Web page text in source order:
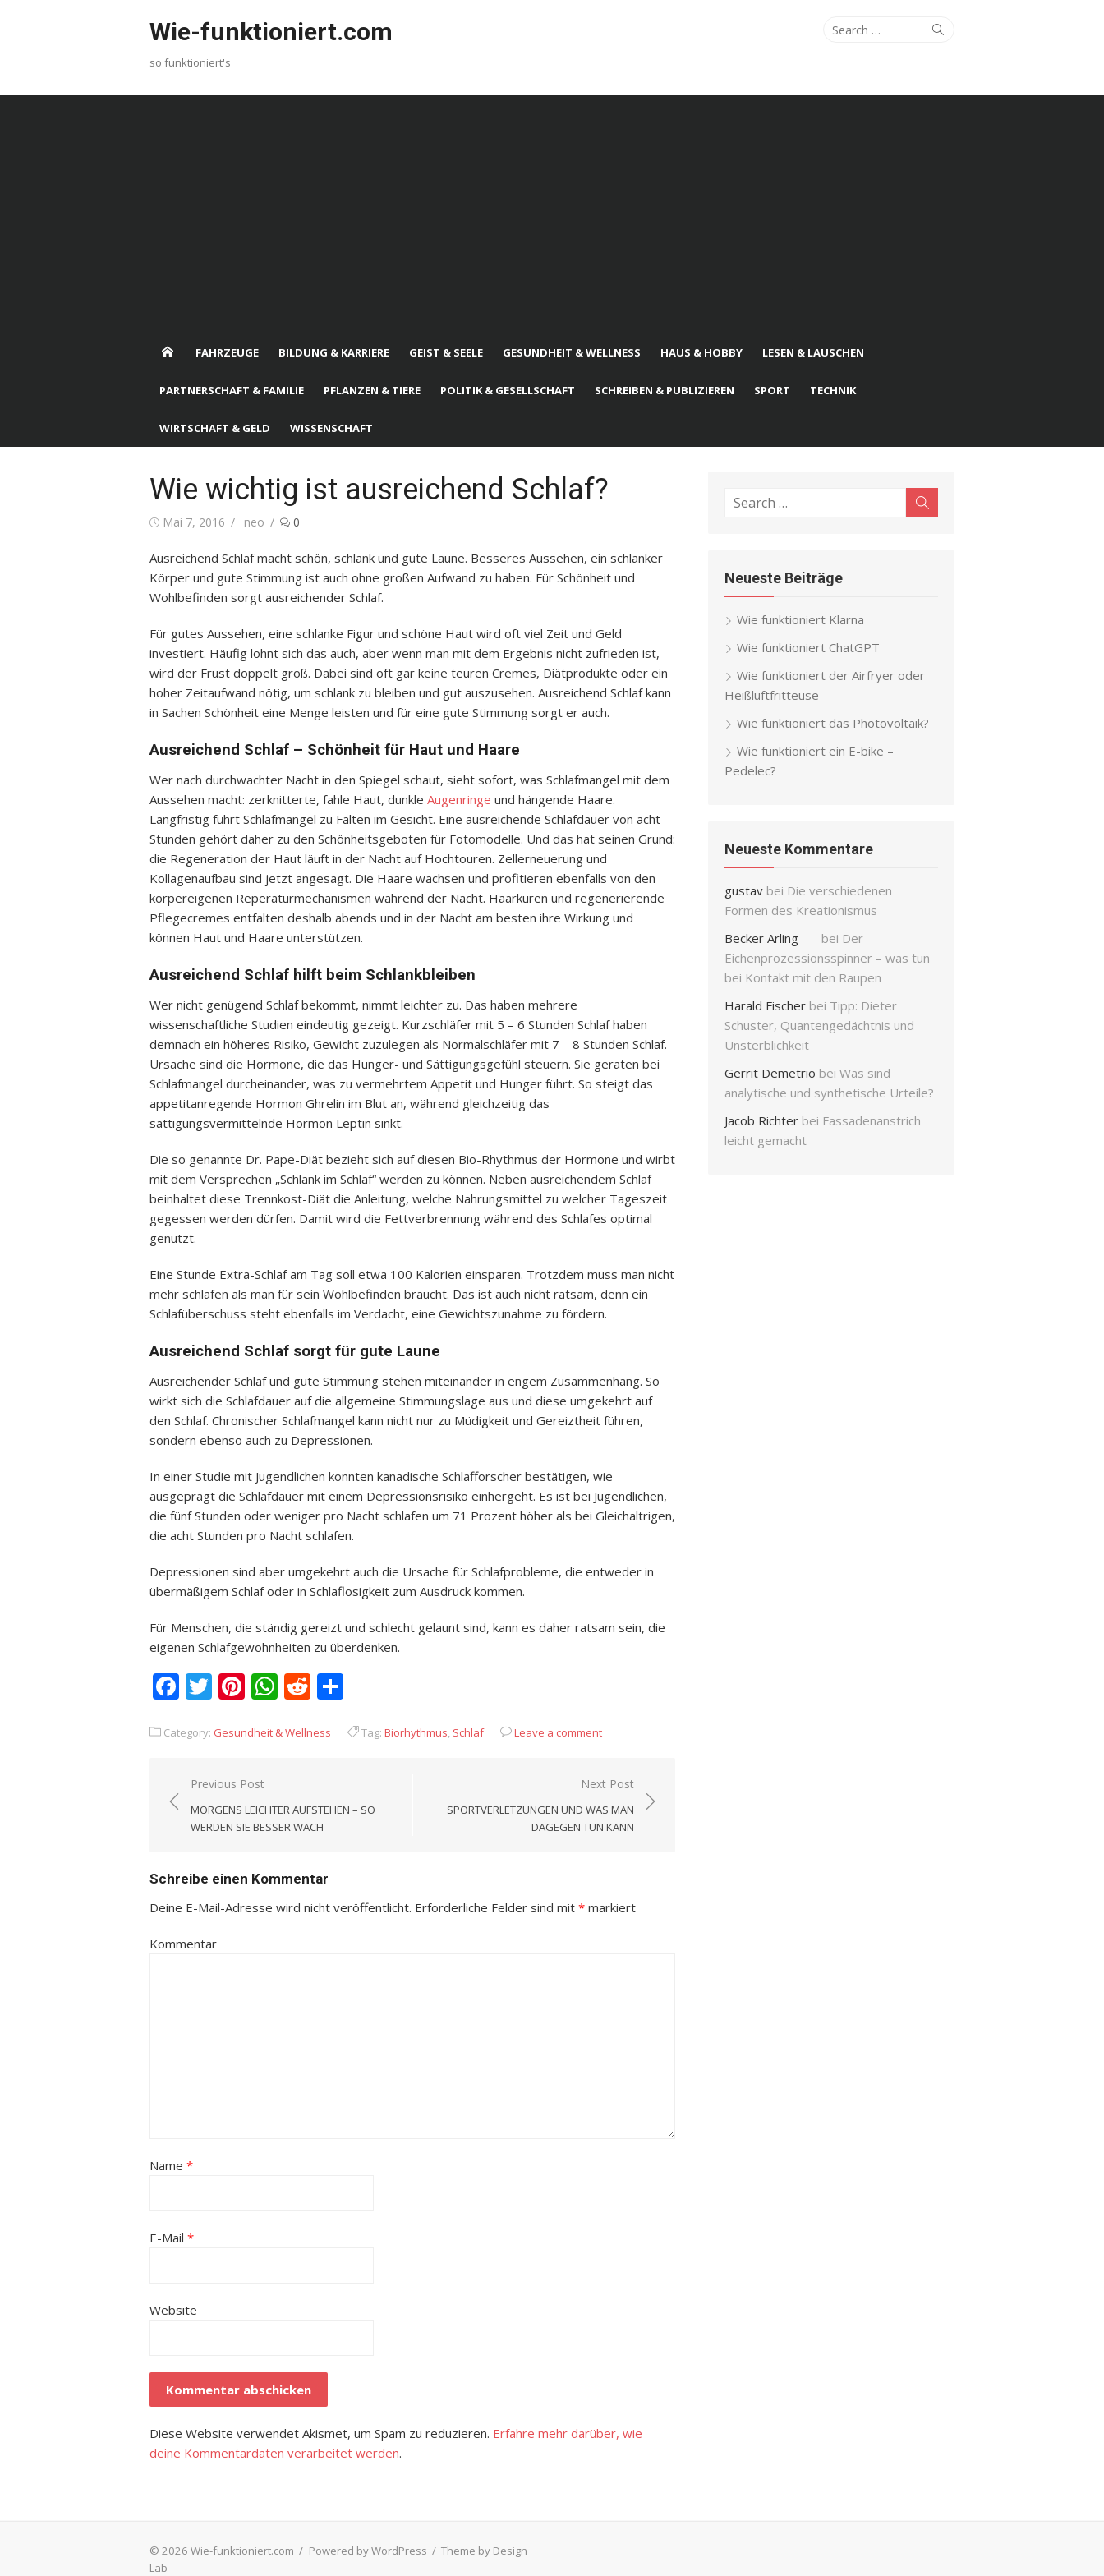
Wie-funktioniert.com
so funktioniert's
Search
Search
FAHRZEUGE BILDUNG & KARRIERE GEIST & SEELE GESUNDHEIT & WELLNESS HAUS & HOBBY LESEN & LAUSCHEN
PARTNERSCHAFT & FAMILIE PFLANZEN & TIERE POLITIK & GESELLSCHAFT SCHREIBEN & PUBLIZIEREN SPORT TECHNIK
WIRTSCHAFT & GELD WISSENSCHAFT
Wie wichtig ist ausreichend Schlaf?
Posted
Mai 7, 2016 Author
neo 0
Ausreichend Schlaf macht schön, schlank und gute Laune. Besseres Aussehen, ein schlanker
Körper und gute Stimmung ist auch ohne großen Aufwand zu haben. Für Schönheit und
Wohlbefinden sorgt ausreichender Schlaf.
Für gutes Aussehen, eine schlanke Figur und schöne Haut wird oft viel Zeit und Geld
investiert. Häufig lohnt sich das auch, aber wenn man mit dem Ergebnis nicht zufrieden ist,
wird der Frust doppelt groß. Dabei sind oft gar keine teuren Cremes, Diätprodukte oder ein
hoher Zeitaufwand nötig, um schlank zu bleiben und gut auszusehen. Ausreichend Schlaf kann
in Sachen Schönheit eine Menge leisten und für eine gute Stimmung sorgt er auch.
Ausreichend Schlaf – Schönheit für Haut und Haare
Wer nach durchwachter Nacht in den Spiegel schaut, sieht sofort, was Schlafmangel mit dem
Aussehen macht: zerknitterte, fahle Haut, dunkle Augenringe und hängende Haare.
Langfristig führt Schlafmangel zu Falten im Gesicht. Eine ausreichende Schlafdauer von acht
Stunden gehört daher zu den Schönheitsgeboten für Fotomodelle. Und das hat seinen Grund:
die Regeneration der Haut läuft in der Nacht auf Hochtouren. Zellerneuerung und
Kollagenaufbau sind jetzt angesagt. Die Haare wachsen und profitieren ebenfalls von den
körpereigenen Reperaturmechanismen während der Nacht. Haarkuren und regenerierende
Pflegecremes entfalten deshalb abends und in der Nacht am besten ihre Wirkung und
können Haut und Haare unterstützen.
Ausreichend Schlaf hilft beim Schlankbleiben
Wer nicht genügend Schlaf bekommt, nimmt leichter zu. Das haben mehrere
wissenschaftliche Studien eindeutig gezeigt. Kurzschläfer mit 5 – 6 Stunden Schlaf haben
demnach ein höheres Risiko, Gewicht zuzulegen als Normalschläfer mit 7 – 8 Stunden Schlaf.
Ursache sind die Hormone, die das Hunger- und Sättigungsgefühl steuern. Sie geraten bei
Schlafmangel durcheinander, was zu vermehrtem Appetit und Hunger führt. So steigt das
appetitanregende Hormon Ghrelin im Blut an, während gleichzeitig das
sättigungsvermittelnde Hormon Leptin sinkt.
Die so genannte Dr. Pape-Diät bezieht sich auf diesen Bio-Rhythmus der Hormone und wirbt
mit dem Versprechen „Schlank im Schlaf“ werden zu können. Neben ausreichendem Schlaf
beinhaltet diese Trennkost-Diät die Anleitung, welche Nahrungsmittel zu welcher Tageszeit
gegessen werden dürfen. Damit wird die Fettverbrennung während des Schlafes optimal
genutzt.
Eine Stunde Extra-Schlaf am Tag soll etwa 100 Kalorien einsparen. Trotzdem muss man nicht
mehr schlafen als man für sein Wohlbefinden braucht. Das ist auch nicht ratsam, denn ein
Schlafüberschuss steht ebenfalls im Verdacht, eine Gewichtszunahme zu fördern.
Ausreichend Schlaf sorgt für gute Laune
Ausreichender Schlaf und gute Stimmung stehen miteinander in engem Zusammenhang. So
wirkt sich die Schlafdauer auf die allgemeine Stimmungslage aus und diese umgekehrt auf
den Schlaf. Chronischer Schlafmangel kann nicht nur zu Müdigkeit und Gereiztheit führen,
sondern ebenso auch zu Depressionen.
In einer Studie mit Jugendlichen konnten kanadische Schlafforscher bestätigen, wie
ausgeprägt die Schlafdauer mit einem Depressionsrisiko einhergeht. Es ist bei Jugendlichen,
die fünf Stunden oder weniger pro Nacht schlafen um 71 Prozent höher als bei Gleichaltrigen,
die acht Stunden pro Nacht schlafen.
Depressionen sind aber umgekehrt auch die Ursache für Schlafprobleme, die entweder in
übermäßigem Schlaf oder in Schlaflosigkeit zum Ausdruck kommen.
Für Menschen, die ständig gereizt und schlecht gelaunt sind, kann es daher ratsam sein, die
eigenen Schlafgewohnheiten zu überdenken.
Facebook
Twitter
Pinterest
WhatsApp
Reddit
Category: Gesundheit & Wellness Tag: Biorhythmus, Schlaf Leave a comment
Beitrags-
Navigation
Previous Post
MORGENS LEICHTER AUFSTEHEN – SO
WERDEN SIE BESSER WACH
Next Post
SPORTVERLETZUNGEN UND WAS MAN
DAGEGEN TUN KANN
Schreibe einen Kommentar
Deine E-Mail-Adresse wird nicht veröffentlicht. Erforderliche Felder sind mit * markiert
Kommentar
Name *
E-Mail *
Website
Diese Website verwendet Akismet, um Spam zu reduzieren. Erfahre mehr darüber, wie
deine Kommentardaten verarbeitet werden.
Search
Neueste Beiträge
Wie funktioniert Klarna
Wie funktioniert ChatGPT
Wie funktioniert der Airfryer oder
Heißluftfritteuse
Wie funktioniert das Photovoltaik?
Wie funktioniert ein E-bike –
Pedelec?
Neueste Kommentare
gustav bei Die verschiedenen
Formen des Kreationismus
Becker Arling
bei Der
Eichenprozessionsspinner – was tun
bei Kontakt mit den Raupen
Harald Fischer bei Tipp: Dieter
Schuster, Quantengedächtnis und
Unsterblichkeit
Gerrit Demetrio bei Was sind
analytische und synthetische Urteile?
Jacob Richter bei Fassadenanstrich
leicht gemacht
© 2026 Wie-funktioniert.com / Powered by WordPress / Theme by Design
Lab